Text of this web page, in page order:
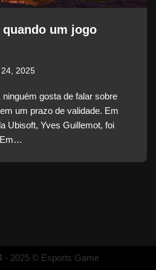
um jogo
24, 2025
gosta de falar sobre
um prazo de validade. Em
Ubisoft, Yves Guillemot, foi
Em…
- 2025 © Esports Game